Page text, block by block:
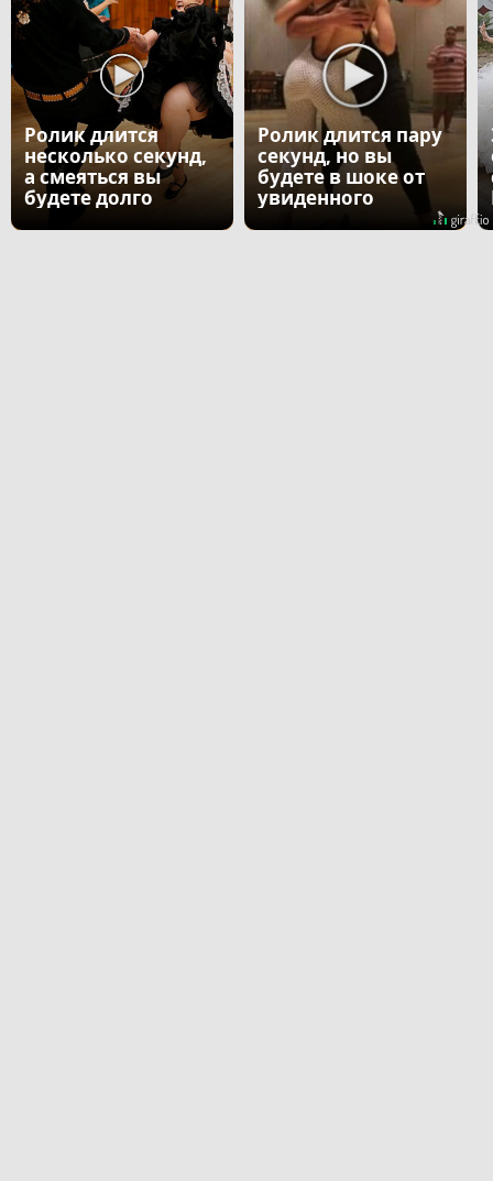
Ролик длится
несколько секунд,
а смеяться вы
будете долго
Ролик длится пару
секунд, но вы
будете в шоке от
увиденного